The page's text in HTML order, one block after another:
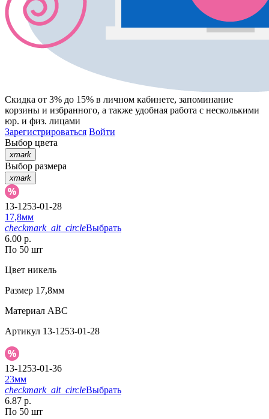
Скидка от 3% до 15% в личном кабинете, запоминание
корзины и избранного, а также удобная работа с несколькими
юр. и физ. лицами
Зарегистрироваться Войти
Выбор цвета
xmark
Выбор размера
xmark
13-1253-01-28
17,8мм
checkmark_alt_circleВыбрать
6.00 р.
По 50 шт
Цвет никель
Размер 17,8мм
Материал АВС
Артикул 13-1253-01-28
13-1253-01-36
23мм
checkmark_alt_circleВыбрать
6.87 р.
По 50 шт